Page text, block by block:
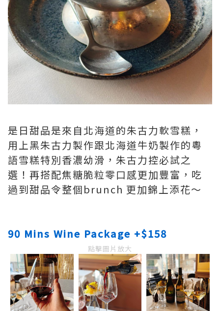
是日甜品是來自北海道的朱古力軟雪糕，
用上黑朱古力製作跟北海道牛奶製作的粵
語雪糕特別香濃幼滑，朱古力控必試之
選！再搭配焦糖脆粒零口感更加豐富，吃
過到甜品令整個brunch 更加錦上添花～
90 Mins Wine Package +$158
點擊圖片放大